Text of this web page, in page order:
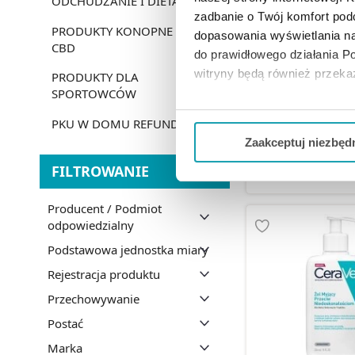
zadbanie o Twój komfort
dopasowania wyświetlania
do prawidłowego działania
witryny będą również
Jeżeli chcesz dostosować
Ciebie danych, które nie są
Zaakceptuj
PRODUKTY KONOPNE
CBD
PRODUKTY DLA
SPORTOWCÓW
PKU W DOMU REFUNDACJA
FILTROWANIE
Producent / Podmiot
odpowiedzialny
Podstawowa jednostka miary
Rejestracja produktu
Przechowywanie
Postać
Marka
CeraVe
mycia skóry
zapas,
51,99
DO